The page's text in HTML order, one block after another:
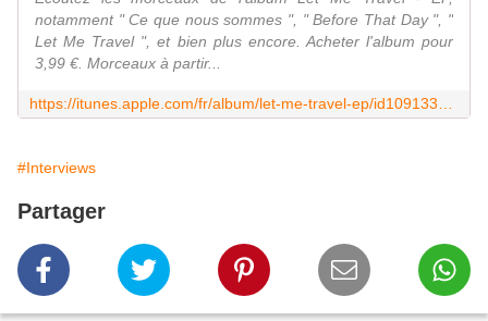
notamment " Ce que nous sommes ", " Before That Day ", "
Let Me Travel ", et bien plus encore. Acheter l'album pour
3,99 €. Morceaux à partir...
#Interviews
Partager